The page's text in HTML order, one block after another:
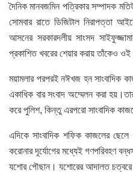
দৈনিক মানবজমিন পত্রিকার সম্পাদক
সোমবার রাতে ডিজিটাল নিরাপত্তা
আসনের সরকারদলীয় সাংসদ
প্রকাশিত খবরের শেয়ার করায় তাঁকেও
ময়ামলার পরপরই নঈখজ হন সাংবাদিক
একাধিক বার সংবাদ অম্মেলন করা
করে পুলিশ, কিন্তু এরপরো সাংবাদিক
এদিকে সাংবাদিক শফিক কাজলের
করোনার দূর্যোগের মধ্যেই গণপরিবহণ
যশোর পৌছান। যশোরের আদালত চত্বরে